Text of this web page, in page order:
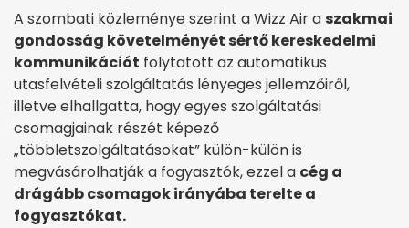
A szombati közleménye szerint a Wizz Air a szakmai
gondosság követelményét sértő kereskedelmi
kommunikációt folytatott az automatikus
utasfelvételi szolgáltatás lényeges jellemzőiről,
illetve elhallgatta, hogy egyes szolgáltatási
csomagjainak részét képező
„többletszolgáltatásokat” külön-külön is
megvásárolhatják a fogyasztók, ezzel a cég a
drágább csomagok irányába terelte a
fogyasztókat.